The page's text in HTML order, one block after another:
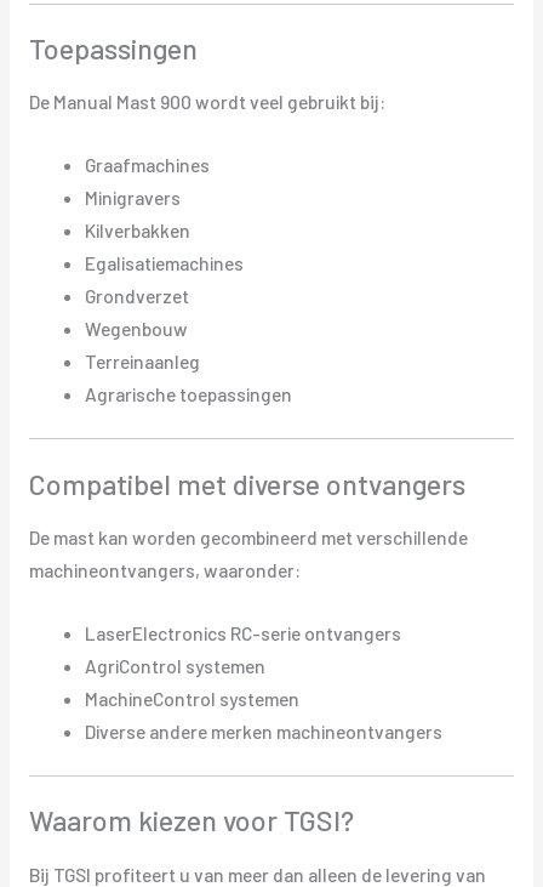
Toepassingen
De Manual Mast 900 wordt veel gebruikt bij:
Graafmachines
Minigravers
Kilverbakken
Egalisatiemachines
Grondverzet
Wegenbouw
Terreinaanleg
Agrarische toepassingen
Compatibel met diverse ontvangers
De mast kan worden gecombineerd met verschillende
machineontvangers, waaronder:
LaserElectronics RC-serie ontvangers
AgriControl systemen
MachineControl systemen
Diverse andere merken machineontvangers
Waarom kiezen voor TGSI?
Bij TGSI profiteert u van meer dan alleen de levering van